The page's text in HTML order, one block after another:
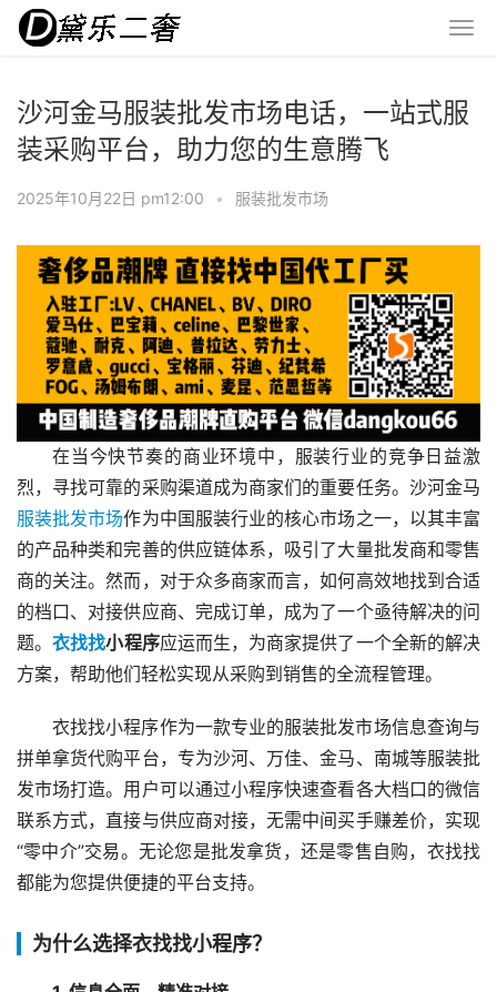
沙河金马服装批发市场电话，一站式服
装采购平台，助力您的生意腾飞
2025年10月22日 pm12:00 • 服装批发市场
在当今快节奏的商业环境中，服装行业的竞争日益激
烈，寻找可靠的采购渠道成为商家们的重要任务。沙河金马
服装批发市场作为中国服装行业的核心市场之一，以其丰富
的产品种类和完善的供应链体系，吸引了大量批发商和零售
商的关注。然而，对于众多商家而言，如何高效地找到合适
的档口、对接供应商、完成订单，成为了一个亟待解决的问
题。衣找找小程序应运而生，为商家提供了一个全新的解决
方案，帮助他们轻松实现从采购到销售的全流程管理。
衣找找小程序作为一款专业的服装批发市场信息查询与
拼单拿货代购平台，专为沙河、万佳、金马、南城等服装批
发市场打造。用户可以通过小程序快速查看各大档口的微信
联系方式，直接与供应商对接，无需中间买手赚差价，实现
“零中介”交易。无论您是批发拿货，还是零售自购，衣找找
都能为您提供便捷的平台支持。
为什么选择衣找找小程序？